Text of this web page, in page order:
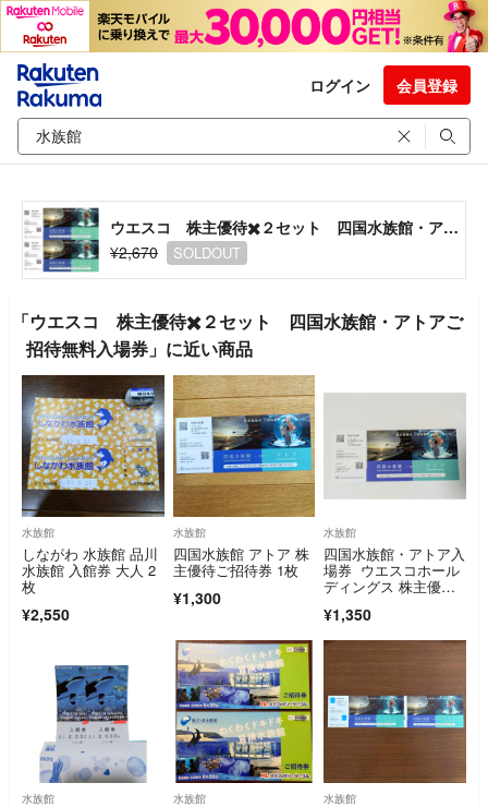
ログイン 会員登録
ウエスコ 株主優待✖️２セット 四国水族館・アトアご招待無料入場券
¥2,670
SOLDOUT
「ウエスコ 株主優待✖️２セット 四国水族館・アトアご
招待無料入場券」に近い商品
水族館
しながわ 水族館 品川
水族館 入館券 大人 2
枚
¥2,550
水族館
四国水族館 アトア 株
主優待ご招待券 1枚
¥1,300
水族館
四国水族館・アトア入
場券 ウエスコホール
ディングス 株主優待
¥1,350
水族館 水族館 水族館